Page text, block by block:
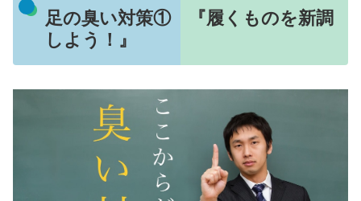
足の臭い対策① 『履くものを新調
しよう！』